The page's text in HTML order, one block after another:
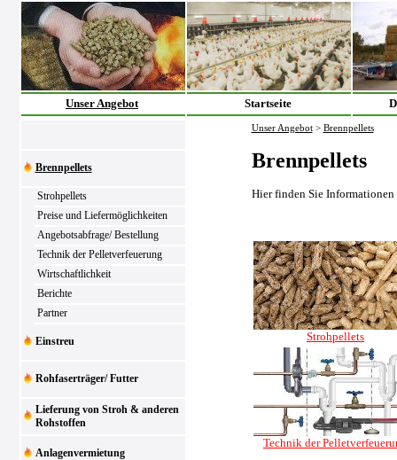
Unser Angebot Startseite
Brennpellets
Strohpellets
Preise und Liefermöglichkeiten
Angebotsabfrage/ Bestellung
Technik der Pelletverfeuerung
Wirtschaftlichkeit
Berichte
Partner
Einstreu
Rohfaserträger/ Futter
Lieferung von Stroh & anderen
Rohstoffen
Anlagenvermietung
Unser Angebot > Brennpellets
Brennpellets
Hier finden Sie Informationen
Strohpellets
Technik der